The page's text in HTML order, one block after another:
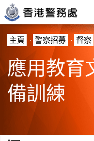
主頁 · 警察招募 · 督察
應用教育
備訓練